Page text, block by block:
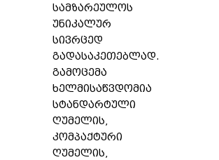
სამზარეულოს
უნიკალურ
სივრცედ
გადასაკეთებლად.
გამოცემა
ხელმისაწვდომია
სტანდარტული
ღუმელის,
კომპაქტური
ღუმელის,